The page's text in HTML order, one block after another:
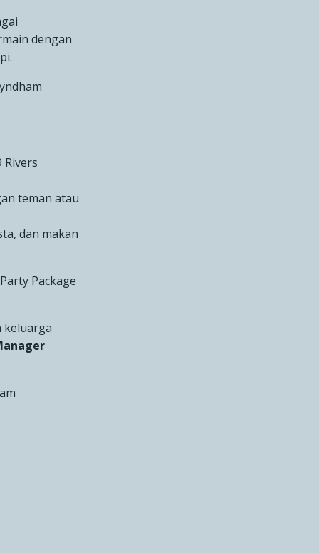
dengan
Rivers
teman atau
dan makan
Package
keluarga